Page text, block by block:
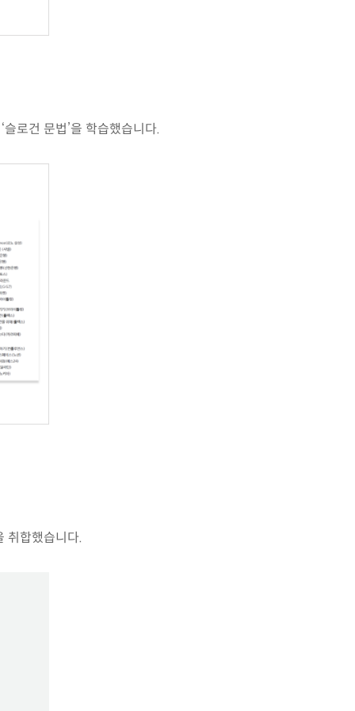
로건 문법’을 학습했습니다.
취합했습니다.